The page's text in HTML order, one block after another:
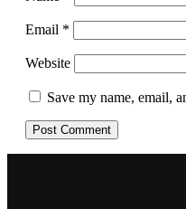
Email *
Website
Save my name, email,